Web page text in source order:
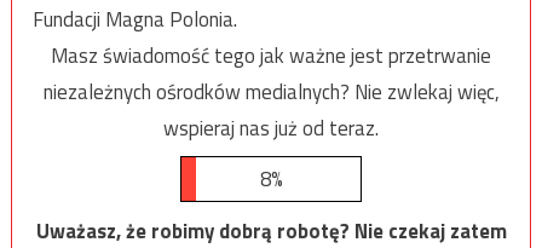
Fundacji Magna Polonia.
Masz świadomość tego jak ważne jest przetrwanie
niezależnych ośrodków medialnych? Nie zwlekaj więc,
wspieraj nas już od teraz.
8%
Uważasz, że robimy dobrą robotę? Nie czekaj zatem